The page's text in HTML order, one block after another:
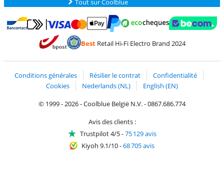
Tout sur Coolblue
Payer avec Bancontact
Payer avec MasterCard et Visa via ClickToPay
Payer avec PayPal
BestRetail Hi-Fi Electro Brand 2024
Conditions générales Résilier le contrat
Confidentialité
Cookies
Nederlands (NL)
English (EN)
© 1999 - 2026 - Coolblue België N.V. - 0867.686.774
Avis des clients :
Trustpilot 4/5-75 129 avis
Kiyoh 9.1/10-68 705 avis